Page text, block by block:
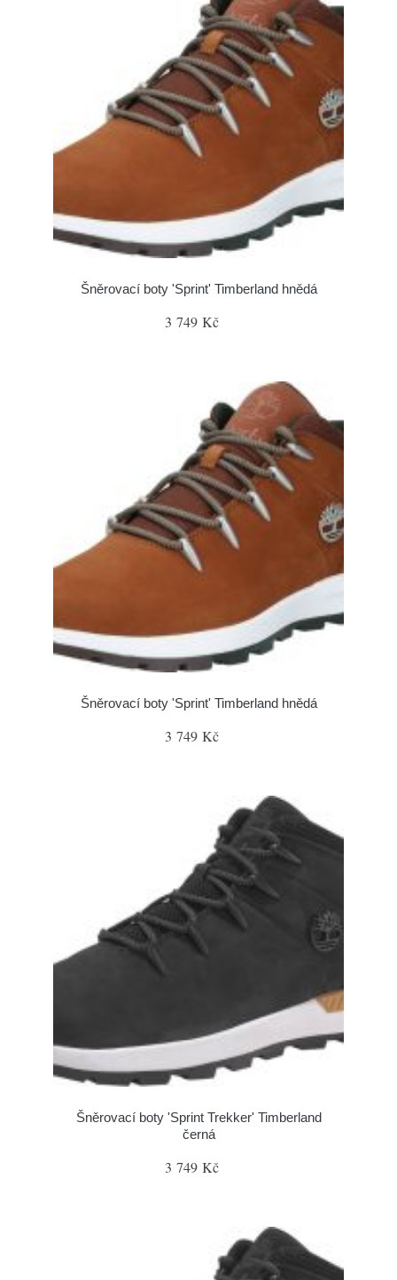
Šněrovací boty 'Sprint' Timberland hnědá
3 749 Kč
Šněrovací boty 'Sprint' Timberland hnědá
3 749 Kč
Šněrovací boty 'Sprint Trekker' Timberland
černá
3 749 Kč